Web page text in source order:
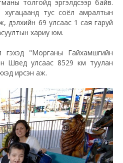
толгойд эргэлдсээр байв.
тус соёл амралтын
дэлхийн 69 улсаас 1 сая гаруй
асуултын хариу юм.
гэхэд "Морганы Гайхамшгийн
Швед улсаас 8529 км туулан
ирсэн аж.